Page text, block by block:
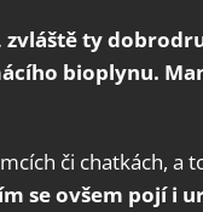
ty
bioplynu.
či chatkách, a
se ovšem pojí i